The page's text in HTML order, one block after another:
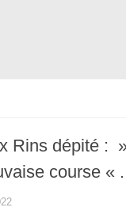
Rins dépité :
course « .